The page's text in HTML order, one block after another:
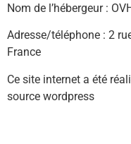
Nom de l’hébergeur :
Adresse/téléphone : 2
France
Ce site internet a été
source wordpress